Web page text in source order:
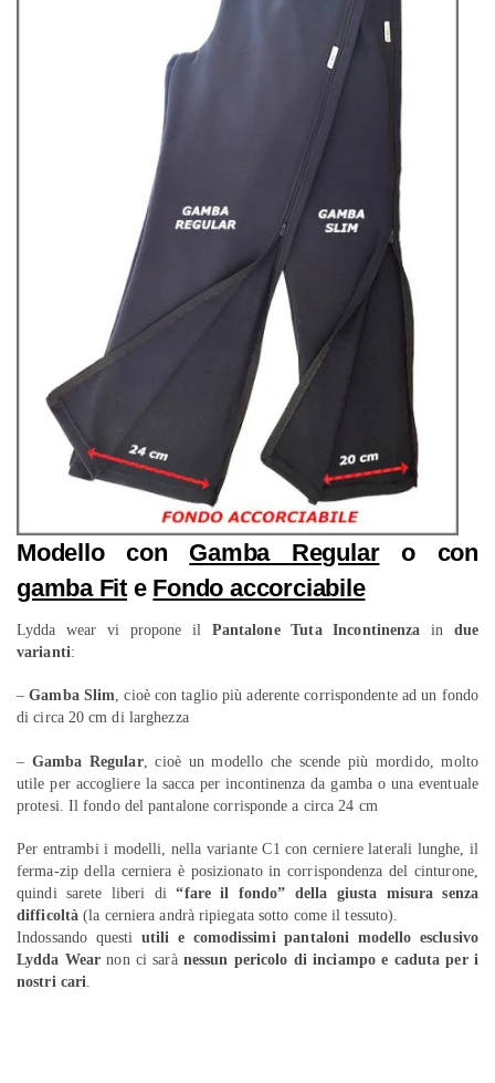
Modello con Gamba Regularo con
gamba Fit e Fondo accorciabile
Lydda wear vi propone il Pantalone Tuta Incontinenza in due
varianti:
–Gamba Slim, cioè con taglio più aderente corrispondente ad un fondo
di circa 20 cm di larghezza
– Gamba Regular, cioè un modello che scende più mordido, molto
utile per accogliere la sacca per incontinenza da gamba o una eventuale
protesi. Il fondo del pantalone corrisponde a circa 24 cm
Per entrambi i modelli, nella variante C1 con cerniere laterali lunghe, il
ferma-zip della cerniera è posizionato in corrispondenza del cinturone,
quindi sarete liberi di“fare il fondo” della giusta misura senza
difficoltà (la cerniera andrà ripiegata sotto come il tessuto).
Indossando questi utili e comodissimi pantaloni modello esclusivo
Lydda Wear non ci sarà nessun pericolo di inciampo e caduta per i
nostri cari.